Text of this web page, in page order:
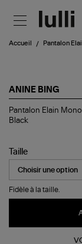
Accueil Pantalon
ANINE BING
Pantalon
Elain
Ivory
And
Black
Pantalon Elain
Black
Taille
Fidèle à la taille.